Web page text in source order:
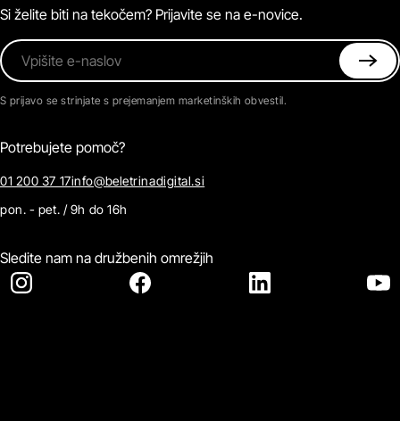
Kontaktirajte nas
Si želite biti na tekočem? Prijavite se na e-novice.
Vpišite e-naslov
S prijavo se strinjate s prejemanjem marketinških obvestil.
Potrebujete pomoč?
01 200 37 17info@beletrinadigital.si
pon. - pet. / 9h do 16h
Sledite nam na družbenih omrežjih